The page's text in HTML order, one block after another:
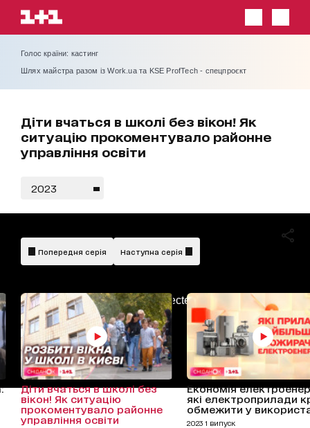
Голос країни: кастинг
Шлях майстра разом із Work.ua та KSE ProfTech - спецпроєкт
Діти вчаться в школі без вікон! Як
ситуацію прокоментувало районне
управління освіти
2023
AdBlockDetected!
Попередня серія Наступна серія
Діти вчаться в школі без
вікон! Як ситуацію
прокоментувало районне
управління освіти
Економія
які електроприлади
обмежити у
2023 1 випуск